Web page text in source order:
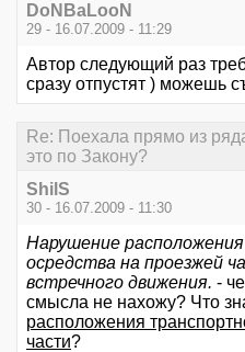
DoNBaLooN
29 - 16.07.2009 - 11:29
Автор следующий раз
сразу отпустят ) можешь
Re: Поехала прямо из
это по Закону?
ShilS
30 - 16.07.2009 - 11:30
Нарушение
осредства на проезжей
встречного движения. -
смысла не нахожу? Что
расположения
части?